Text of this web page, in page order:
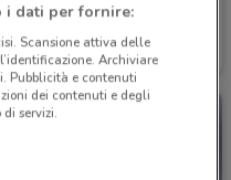
Foto Digital Discount
Scade il 31/08
i dati per fornire:
Scansione attiva delle
Archiviare
Pubblicità e contenuti
dei contenuti e degli
servizi.